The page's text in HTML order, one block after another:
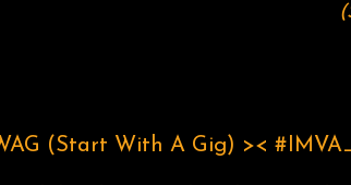
(Start With A Gig) ><